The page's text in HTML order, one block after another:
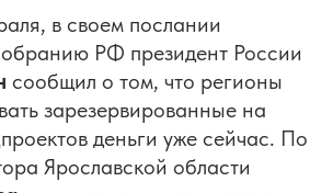
в своем послании
РФ президент России
сообщил о том, что регионы
зарезервированные на
деньги уже сейчас. По
Ярославской области